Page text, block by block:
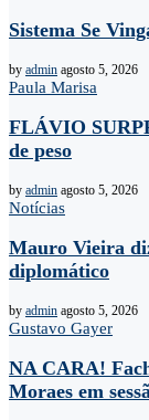
Sistema Se
by admin agosto 5, 2026
Paula Marisa
FLÁVIO
de peso
by admin agosto 5, 2026
Notícias
Mauro Vieira
diplomático
by admin agosto 5, 2026
Gustavo Gayer
NA CARA!
Moraes em